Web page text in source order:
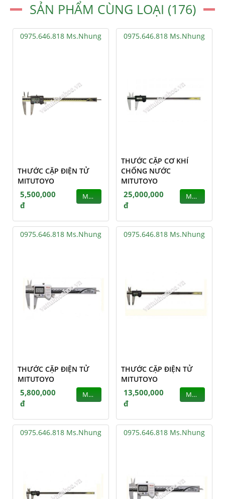
SẢN PHẨM CÙNG LOẠI (176)
0975.646.818 Ms.Nhung
THƯỚC CẶP ĐIỆN TỬ
MITUTOYO
5,500,000
đ
MUA
0975.646.818 Ms.Nhung
THƯỚC CẶP CƠ KHÍ
CHỐNG NƯỚC
MITUTOYO
25,000,000
đ
MUA
0975.646.818 Ms.Nhung
THƯỚC CẶP ĐIỆN TỬ
MITUTOYO
5,800,000
đ
MUA
0975.646.818 Ms.Nhung
THƯỚC CẶP ĐIỆN TỬ
MITUTOYO
13,500,000
đ
MUA
0975.646.818 Ms.Nhung 0975.646.818 Ms.Nhung